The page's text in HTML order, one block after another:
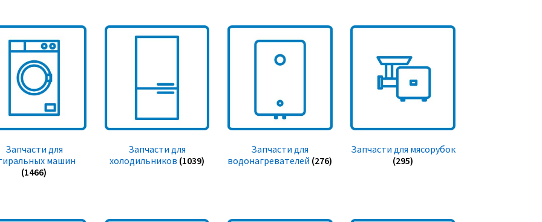
Запчасти для
машин
(1466)
Запчасти для
холодильников (1039)
Запчасти для
водонагревателей (276)
Запчасти для мясорубок
(295)